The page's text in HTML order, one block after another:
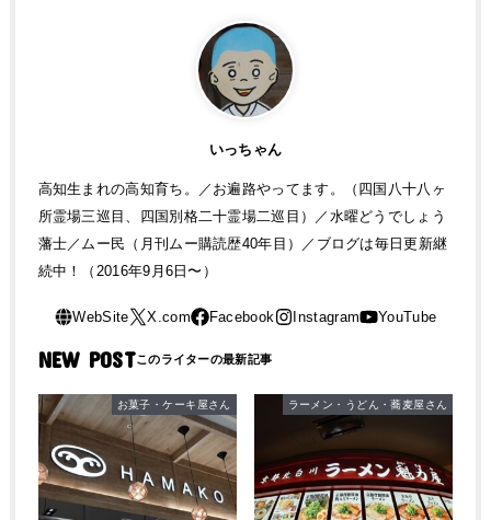
いっちゃん
高知生まれの高知育ち。／お遍路やってます。（四国八十八ヶ
所霊場三巡目、四国別格二十霊場二巡目）／水曜どうでしょう
藩士／ムー民（月刊ムー購読歴40年目）／ブログは毎日更新継
続中！（2016年9月6日〜）
NEW POST
お菓子・ケーキ屋さん ラーメン・うどん・蕎麦屋さん